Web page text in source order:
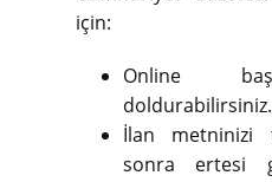
için:
Online
doldurabilirsiniz.
İlan metninizi
sonra ertesi